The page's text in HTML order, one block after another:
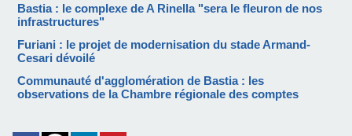
Bastia : le complexe de A Rinella "sera le fleuron de nos
infrastructures"
Furiani : le projet de modernisation du stade Armand-
Cesari dévoilé
Communauté d'agglomération de Bastia : les
observations de la Chambre régionale des comptes